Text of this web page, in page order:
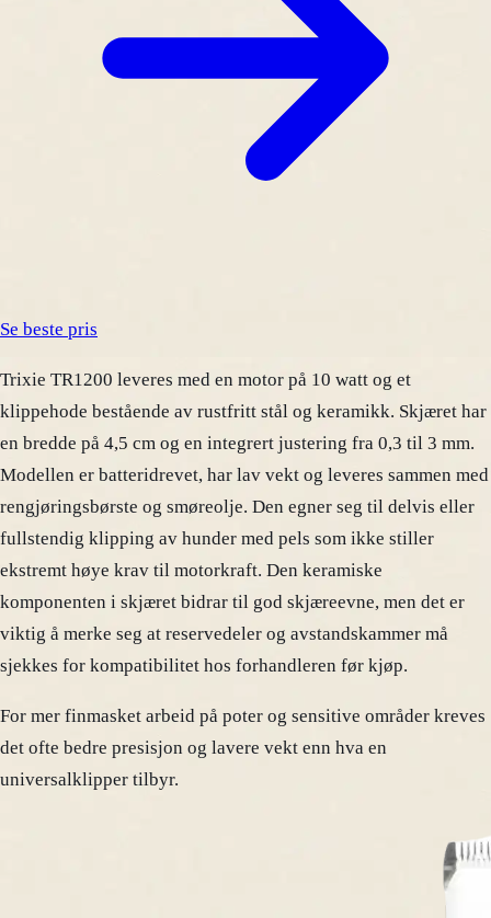
Se beste pris
Trixie TR1200 leveres med en motor på 10 watt og et
klippehode bestående av rustfritt stål og keramikk. Skjæret har
en bredde på 4,5 cm og en integrert justering fra 0,3 til 3 mm.
Modellen er batteridrevet, har lav vekt og leveres sammen med
rengjøringsbørste og smøreolje. Den egner seg til delvis eller
fullstendig klipping av hunder med pels som ikke stiller
ekstremt høye krav til motorkraft. Den keramiske
komponenten i skjæret bidrar til god skjæreevne, men det er
viktig å merke seg at reservedeler og avstandskammer må
sjekkes for kompatibilitet hos forhandleren før kjøp.
For mer finmasket arbeid på poter og sensitive områder kreves
det ofte bedre presisjon og lavere vekt enn hva en
universalklipper tilbyr.